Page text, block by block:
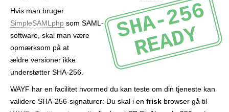
SHA-256
READY
Hvis man bruger
SimpleSAMLphp som SAML-
software, skal man være
opmærksom på at
ældre versioner ikke
understøtter SHA-256.
WAYF har en facilitet hvormed du kan teste om din tjeneste kan
validere SHA-256-signaturer: Du skal i en frisk browser gå til